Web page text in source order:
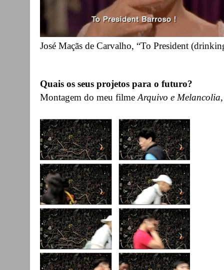
José Maçãs de Carvalho, “To President
Quais os seus projetos para o futuro?
Montagem do meu filme Arquivo e Melancolia